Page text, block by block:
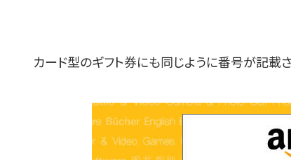
カード型のギフト券にも同じように番号が記載